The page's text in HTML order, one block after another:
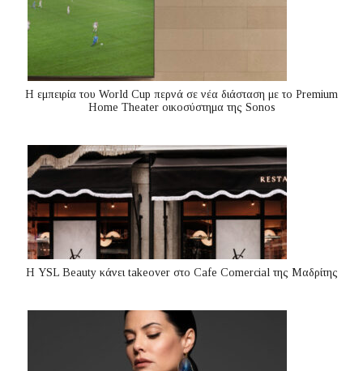
Η εμπειρία του World Cup περνά σε νέα διάσταση με το Premium
Home Theater οικοσύστημα της Sonos
Η YSL Beauty κάνει takeover στο Cafe Comercial της Μαδρίτης